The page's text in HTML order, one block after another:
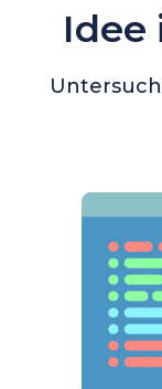
Idee